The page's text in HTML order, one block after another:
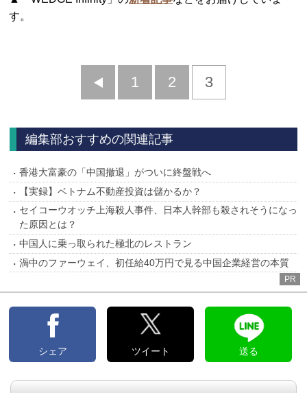
す。
前
1 2 3
編集部おすすめの関連記事
香港大富豪の「中国撤退」がついに終盤戦へ
【実録】ベトナム不動産投資は儲かるか？
セイコーウオッチ上海殺人事件、日本人幹部も殺されそうになっ
た原因とは？
中国人に乗っ取られた極北のレストラン
渦中のファーウェイ、初任給40万円で見る中国企業経営の本質
PR
シェア ツイート 送る